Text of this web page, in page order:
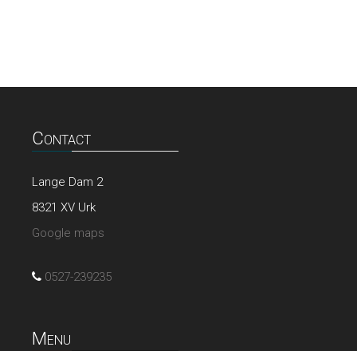
Contact
Lange Dam 2
8321 XV Urk
Google maps
0527-239235
Menu